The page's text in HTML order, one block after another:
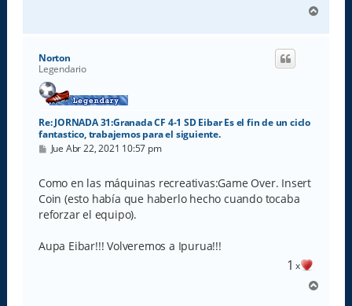
r
Norton
Legendario
Re: JORNADA 31:Granada CF 4-1 SD Eibar Es el fin de un ciclo
fantastico, trabajemos para el siguiente.
M
s
a
j
e
Jue Abr 22, 2021 10:57 pm
Como en las máquinas recreativas:Game Over. Insert
Coin (esto había que haberlo hecho cuando tocaba
reforzar el equipo).
Aupa Eibar!!! Volveremos a Ipurua!!!
1 x